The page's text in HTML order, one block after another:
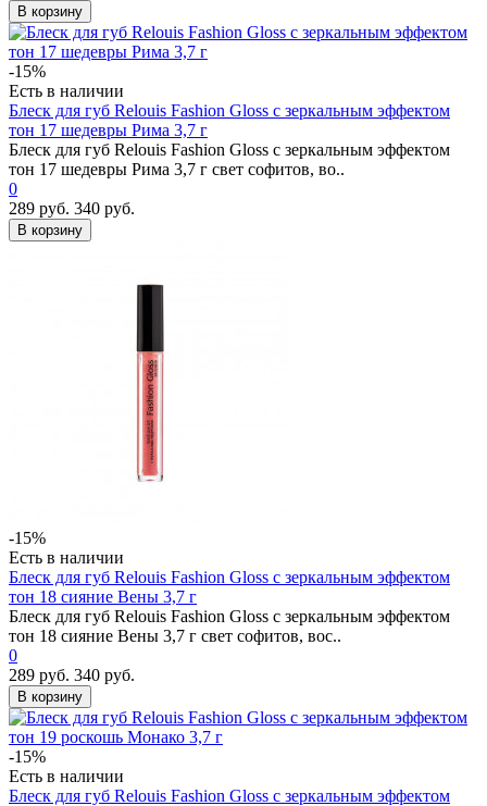
В корзину
-15%
Есть в наличии
Блеск для губ Relouis Fashion Gloss с зеркальным эффектом
тон 17 шедевры Рима 3,7 г
Блеск для губ Relouis Fashion Gloss с зеркальным эффектом
тон 17 шедевры Рима 3,7 г свет софитов, во..
0
289 руб. 340 руб.
В корзину
-15%
Есть в наличии
Блеск для губ Relouis Fashion Gloss с зеркальным эффектом
тон 18 сияние Вены 3,7 г
Блеск для губ Relouis Fashion Gloss с зеркальным эффектом
тон 18 сияние Вены 3,7 г свет софитов, вос..
0
289 руб. 340 руб.
В корзину
-15%
Есть в наличии
Блеск для губ Relouis Fashion Gloss с зеркальным эффектом